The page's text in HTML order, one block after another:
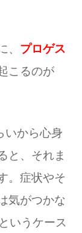
、 プロゲス
こるのが
いから心身
と、それま
。症状やそ
気がつかな
いうケース